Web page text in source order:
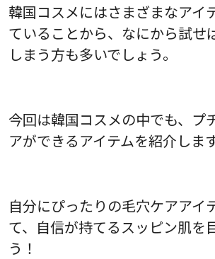
韓国コスメにはさまざまなアイ
ていることから、なにから試せ
しまう方も多いでしょう。
今回は韓国コスメの中でも、プ
アができるアイテムを紹介します
自分にぴったりの毛穴ケアアイ
て、自信が持てるスッピン肌を
う！